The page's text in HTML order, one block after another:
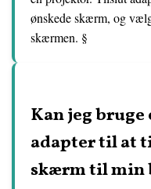
ønskede skærm, og
skærmen. §
Kan jeg bruge
adapter til at
skærm til min